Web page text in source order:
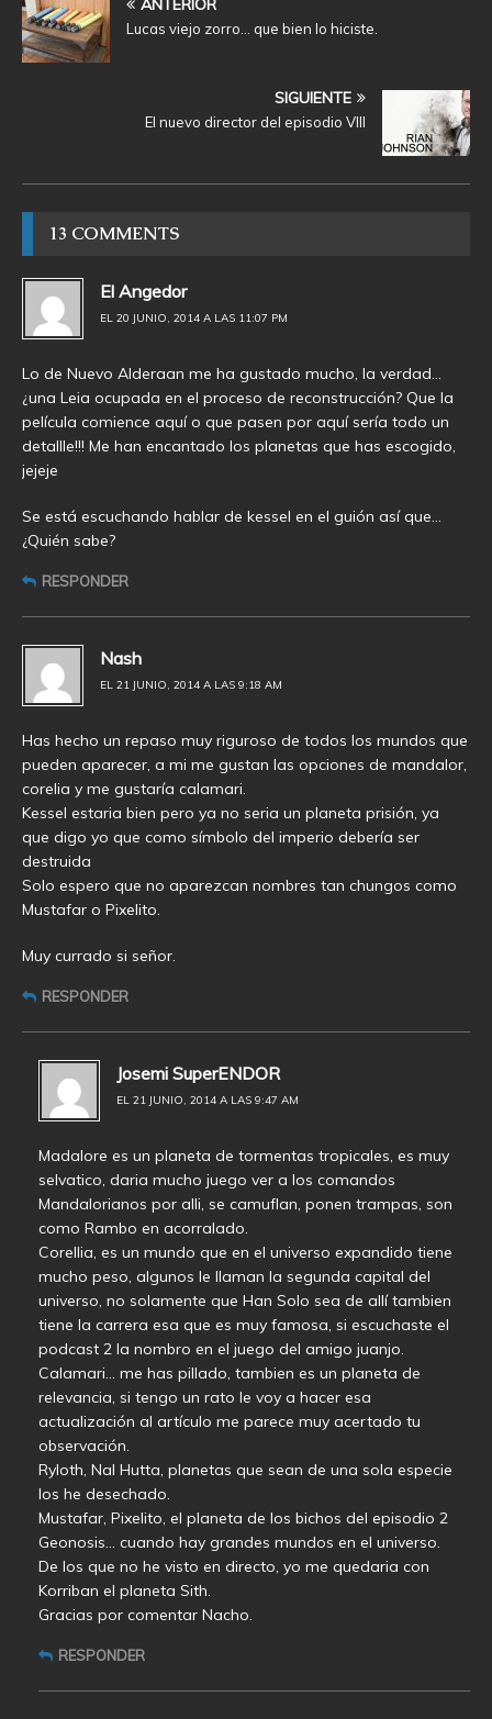
ANTERIOR
Lucas viejo zorro… que bien lo hiciste.
SIGUIENTE
El nuevo director del episodio VIII
13 COMMENTS
El Angedor
EL 20 JUNIO, 2014 A LAS 11:07 PM
Lo de Nuevo Alderaan me ha gustado mucho, la verdad…
¿una Leia ocupada en el proceso de reconstrucción? Que la
película comience aquí o que pasen por aquí sería todo un
detallle!!! Me han encantado los planetas que has escogido,
jejeje
Se está escuchando hablar de kessel en el guión así que…
¿Quién sabe?
RESPONDER
Nash
EL 21 JUNIO, 2014 A LAS 9:18 AM
Has hecho un repaso muy riguroso de todos los mundos que
pueden aparecer, a mi me gustan las opciones de mandalor,
corelia y me gustaría calamari.
Kessel estaria bien pero ya no seria un planeta prisión, ya
que digo yo que como símbolo del imperio debería ser
destruida
Solo espero que no aparezcan nombres tan chungos como
Mustafar o Pixelito.
Muy currado si señor.
RESPONDER
Josemi SuperENDOR
EL 21 JUNIO, 2014 A LAS 9:47 AM
Madalore es un planeta de tormentas tropicales, es muy
selvatico, daria mucho juego ver a los comandos
Mandalorianos por alli, se camuflan, ponen trampas, son
como Rambo en acorralado.
Corellia, es un mundo que en el universo expandido tiene
mucho peso, algunos le llaman la segunda capital del
universo, no solamente que Han Solo sea de allí tambien
tiene la carrera esa que es muy famosa, si escuchaste el
podcast 2 la nombro en el juego del amigo juanjo.
Calamari… me has pillado, tambien es un planeta de
relevancia, si tengo un rato le voy a hacer esa
actualización al artículo me parece muy acertado tu
observación.
Ryloth, Nal Hutta, planetas que sean de una sola especie
los he desechado.
Mustafar, Pixelito, el planeta de los bichos del episodio 2
Geonosis… cuando hay grandes mundos en el universo.
De los que no he visto en directo, yo me quedaria con
Korriban el planeta Sith.
Gracias por comentar Nacho.
RESPONDER